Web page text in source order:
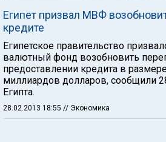
Египет призвал МВФ
кредите
Египетское правительство
валютный фонд возобновить
предоставлении кредита в
миллиардов долларов, сообщили
Египта.
28.02.2013 18:55 // Экономика